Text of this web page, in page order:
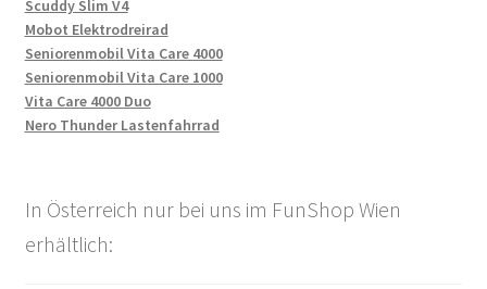
Scuddy Slim V4
Mobot Elektrodreirad
Seniorenmobil Vita Care 4000
Seniorenmobil Vita Care 1000
Vita Care 4000 Duo
Nero Thunder Lastenfahrrad
In Österreich nur bei uns im FunShop Wien
erhältlich: